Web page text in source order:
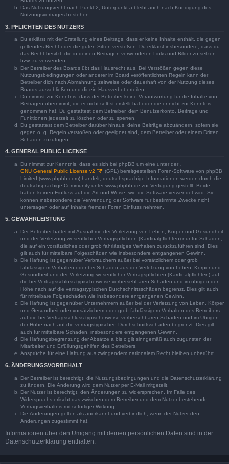
Das Nutzungsrecht nach Punkt 2, Unterpunkt a bleibt auch nach Kündigung des
Nutzungsvertrages bestehen.
3. PFLICHTEN DES NUTZERS
Du erklärst mit der Erstellung eines Beitrags, dass er keine Inhalte enthält, die gegen
geltendes Recht oder die guten Sitten verstoßen. Du erklärst insbesondere, dass du
das Recht besitzt, die in deinen Beiträgen verwendeten Links und Bilder zu setzen
bzw. zu verwenden.
Der Betreiber des Boards übt das Hausrecht aus. Bei Verstößen gegen diese
Nutzungsbedingungen oder anderer im Board veröffentlichten Regeln kann der
Betreiber dich nach Abmahnung zeitweise oder dauerhaft von der Nutzung dieses
Boards ausschließen und dir ein Hausverbot erteilen.
Du nimmst zur Kenntnis, dass der Betreiber keine Verantwortung für die Inhalte von
Beiträgen übernimmt, die er nicht selbst erstellt hat oder die er nicht zur Kenntnis
genommen hat. Du gestattest dem Betreiber, dein Benutzerkonto, Beiträge und
Funktionen jederzeit zu löschen oder zu sperren.
Du gestattest dem Betreiber darüber hinaus, deine Beiträge abzuändern, sofern sie
gegen o. g. Regeln verstoßen oder geeignet sind, dem Betreiber oder einem Dritten
Schaden zuzufügen.
4. GENERAL PUBLIC LICENSE
Du nimmst zur Kenntnis, dass es sich bei phpBB um eine unter der „
GNU General Public License v2
“ (GPL) bereitgestellten Foren-Software von phpBB
Limited (www.phpbb.com) handelt; deutschsprachige Informationen werden durch die
deutschsprachige Community unter www.phpbb.de zur Verfügung gestellt. Beide
haben keinen Einfluss auf die Art und Weise, wie die Software verwendet wird. Sie
können insbesondere die Verwendung der Software für bestimmte Zwecke nicht
untersagen oder auf Inhalte fremder Foren Einfluss nehmen.
5. GEWÄHRLEISTUNG
Der Betreiber haftet mit Ausnahme der Verletzung von Leben, Körper und Gesundheit
und der Verletzung wesentlicher Vertragspflichten (Kardinalpflichten) nur für Schäden,
die auf ein vorsätzliches oder grob fahrlässiges Verhalten zurückzuführen sind. Dies
gilt auch für mittelbare Folgeschäden wie insbesondere entgangenen Gewinn.
Die Haftung ist gegenüber Verbrauchern außer bei vorsätzlichem oder grob
fahrlässigem Verhalten oder bei Schäden aus der Verletzung von Leben, Körper und
Gesundheit und der Verletzung wesentlicher Vertragspflichten (Kardinalpflichten) auf
die bei Vertragsschluss typischerweise vorhersehbaren Schäden und im übrigen der
Höhe nach auf die vertragstypischen Durchschnittsschäden begrenzt. Dies gilt auch
für mittelbare Folgeschäden wie insbesondere entgangenen Gewinn.
Die Haftung ist gegenüber Unternehmern außer bei der Verletzung von Leben, Körper
und Gesundheit oder vorsätzlichem oder grob fahrlässigem Verhalten des Betreibers
auf die bei Vertragsschluss typischerweise vorhersehbaren Schäden und im Übrigen
der Höhe nach auf die vertragstypischen Durchschnittsschäden begrenzt. Dies gilt
auch für mittelbare Schäden, insbesondere entgangenen Gewinn.
Die Haftungsbegrenzung der Absätze a bis c gilt sinngemäß auch zugunsten der
Mitarbeiter und Erfüllungsgehilfen des Betreibers.
Ansprüche für eine Haftung aus zwingendem nationalem Recht bleiben unberührt.
6. ÄNDERUNGSVORBEHALT
Der Betreiber ist berechtigt, die Nutzungsbedingungen und die Datenschutzerklärung
zu ändern. Die Änderung wird dem Nutzer per E-Mail mitgeteilt.
Der Nutzer ist berechtigt, den Änderungen zu widersprechen. Im Falle des
Widerspruchs erlischt das zwischen dem Betreiber und dem Nutzer bestehende
Vertragsverhältnis mit sofortiger Wirkung.
Die Änderungen gelten als anerkannt und verbindlich, wenn der Nutzer den
Änderungen zugestimmt hat.
Informationen über den Umgang mit deinen persönlichen Daten sind in der
Datenschutzerklärung enthalten.